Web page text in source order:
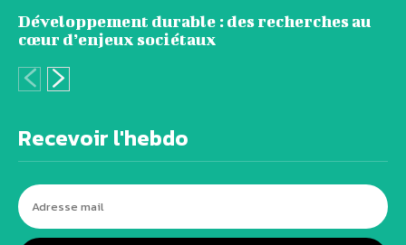
Développement durable : des recherches au
cœur d’enjeux sociétaux
Recevoir l'hebdo